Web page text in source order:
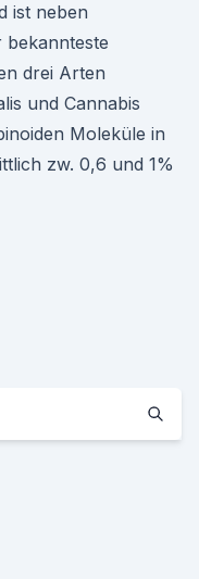
ist neben
drei Arten
und Cannabis
Moleküle in
zw. 0,6 und 1%